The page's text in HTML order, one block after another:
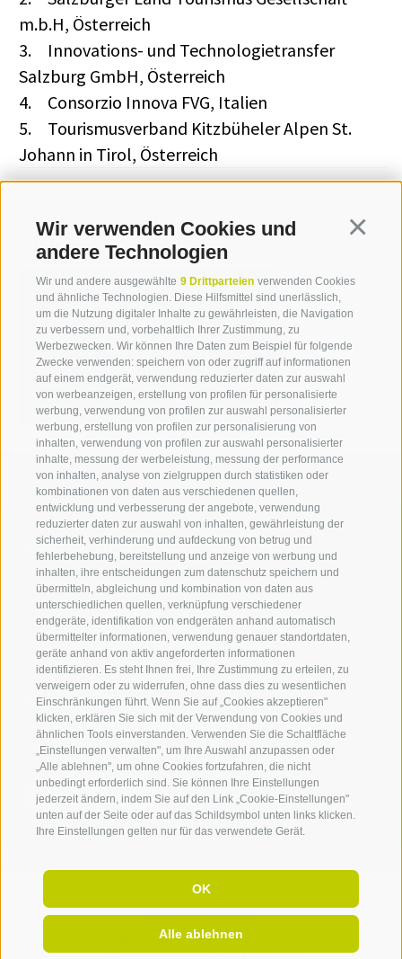
Wir verwenden Cookies und
andere Technologien
Wir und andere ausgewählte 9 Drittparteien verwenden Cookies
und ähnliche Technologien. Diese Hilfsmittel sind unerlässlich,
um die Nutzung digitaler Inhalte zu gewährleisten, die Navigation
zu verbessern und, vorbehaltlich Ihrer Zustimmung, zu
Werbezwecken. Wir können Ihre Daten zum Beispiel für folgende
Zwecke verwenden: speichern von oder zugriff auf informationen
auf einem endgerät, verwendung reduzierter daten zur auswahl
von werbeanzeigen, erstellung von profilen für personalisierte
werbung, verwendung von profilen zur auswahl personalisierter
werbung, erstellung von profilen zur personalisierung von
inhalten, verwendung von profilen zur auswahl personalisierter
inhalte, messung der werbeleistung, messung der performance
von inhalten, analyse von zielgruppen durch statistiken oder
kombinationen von daten aus verschiedenen quellen,
entwicklung und verbesserung der angebote, verwendung
reduzierter daten zur auswahl von inhalten, gewährleistung der
sicherheit, verhinderung und aufdeckung von betrug und
fehlerbehebung, bereitstellung und anzeige von werbung und
inhalten, ihre entscheidungen zum datenschutz speichern und
übermitteln, abgleichung und kombination von daten aus
unterschiedlichen quellen, verknüpfung verschiedener
endgeräte, identifikation von endgeräten anhand automatisch
übermittelter informationen, verwendung genauer standortdaten,
geräte anhand von aktiv angeforderten informationen
identifizieren. Es steht Ihnen frei, Ihre Zustimmung zu erteilen, zu
verweigern oder zu widerrufen, ohne dass dies zu wesentlichen
Einschränkungen führt. Wenn Sie auf „Cookies akzeptieren"
klicken, erklären Sie sich mit der Verwendung von Cookies und
ähnlichen Tools einverstanden. Verwenden Sie die Schaltfläche
„Einstellungen verwalten", um Ihre Auswahl anzupassen oder
„Alle ablehnen", um ohne Cookies fortzufahren, die nicht
unbedingt erforderlich sind. Sie können Ihre Einstellungen
jederzeit ändern, indem Sie auf den Link „Cookie-Einstellungen"
unten auf der Seite oder auf das Schildsymbol unten links klicken.
Ihre Einstellungen gelten nur für das verwendete Gerät.
OK
Alle ablehnen
m.b.H, Österreich
3.
Innovations- und Technologietransfer
Salzburg GmbH, Österreich
4.
Consorzio Innova FVG, Italien
5.
Tourismusverband Kitzbüheler Alpen St.
Johann in Tirol, Österreich
Kontakt
Sabine Schnarf
T +39 0471 094 233
sabine.schnarf[at]idm-
suedtirol.com
Kontaktieren Sie uns
IDM Südtirol - Alto Adige
+39 0471 094 000
info[at]idm-suedtirol.com
idm[at]pec.idm-suedtirol.com
SCHREIBEN SIE UNS!
HIER FINDEN SIE UNS
Rechnungsadresse:
Pfarrplatz 11,I-39100
MwSt. Nr.: IT 02521490215 |